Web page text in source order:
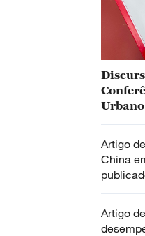
Artigo
China
Artigo